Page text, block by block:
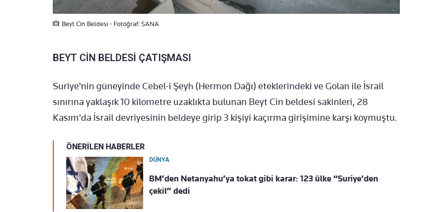
Beyt Cin Beldesi - Fotoğraf: SANA
BEYT CİN BELDESİ ÇATIŞMASI
Suriye'nin güneyinde Cebel-i Şeyh (Hermon Dağı) eteklerindeki ve Golan ile İsrail
sınırına yaklaşık 10 kilometre uzaklıkta bulunan Beyt Cin beldesi sakinleri, 28
Kasım'da İsrail devriyesinin beldeye girip 3 kişiyi kaçırma girişimine karşı koymuştu.
ÖNERİLEN HABERLER
DÜNYA
BM’den Netanyahu’ya tokat gibi karar: 123 ülke “Suriye'den
çekil” dedi